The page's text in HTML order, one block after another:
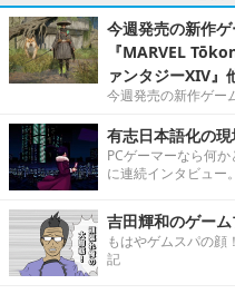
今週発売の新作
『MARVEL
ァンタジーXIV』
今週発売の新作ゲー
有志日本語化の
PCゲーマーなら何
に連続インタビュー。
吉田輝和のゲー
もはやゲムスパの顔
記